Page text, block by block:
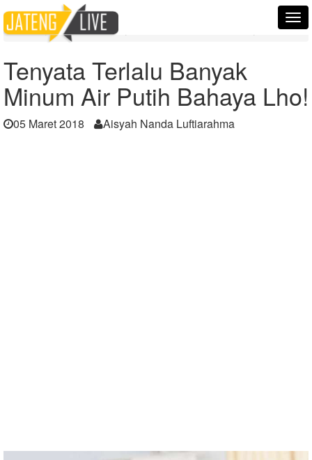
Home
Berita
Tenyata Terlalu Banyak Minum Air Putih Bahaya Lho!
Tenyata Terlalu Banyak
Minum Air Putih Bahaya Lho!
05 Maret 2018 Aisyah Nanda Luftiarahma